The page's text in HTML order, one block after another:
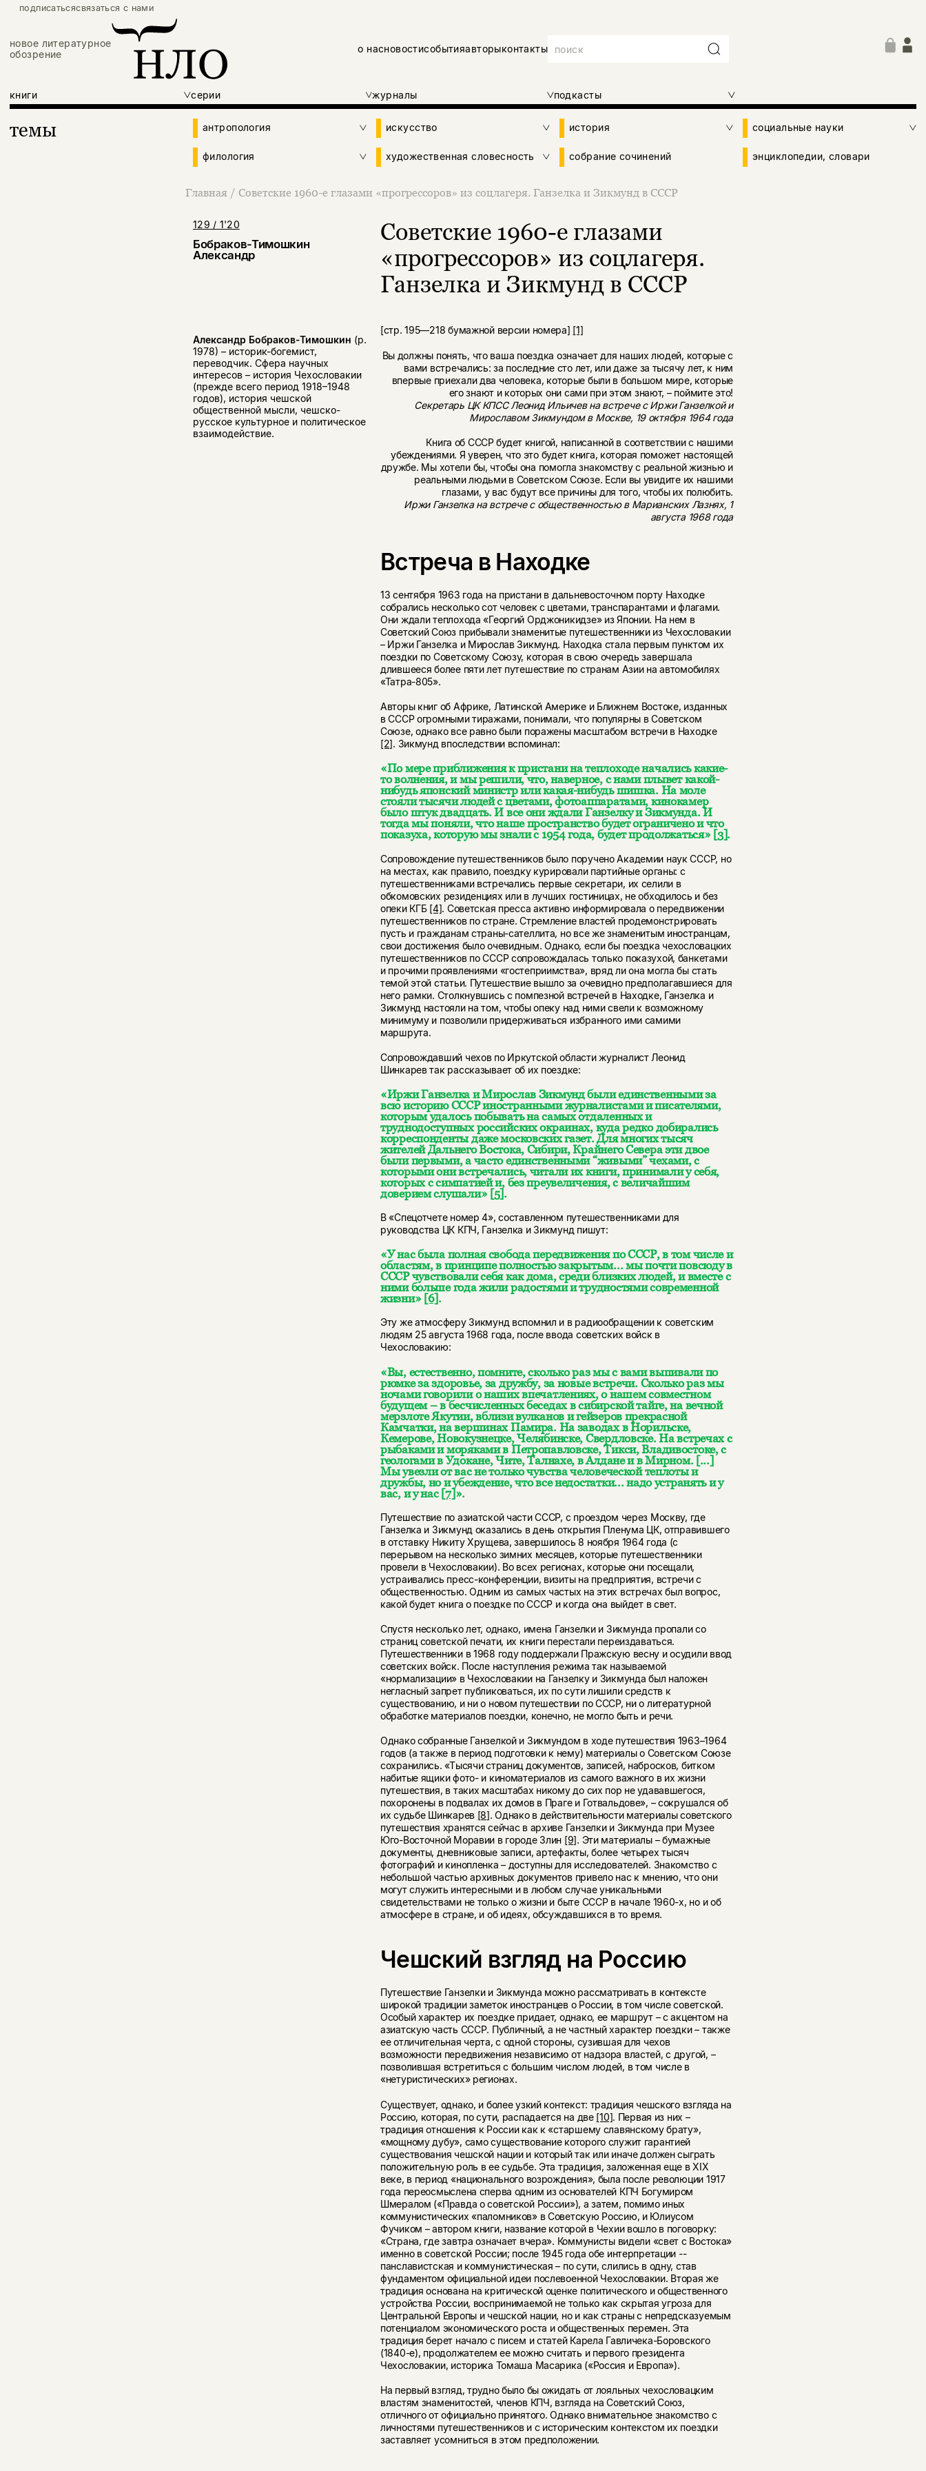
подписатьсясвязаться с нами
новое литературное
обозрение
о насновостисобытияавторыконтакты
книги серии журналы подкасты
темы антропология искусство история социальные науки
филология художественная словесность собрание сочинений энциклопедии, словари
Главная / Советские 1960-е глазами «прогрессоров» из соцлагеря. Ганзелка и Зикмунд в СССР
129 / 1'20
Бобраков-Тимошкин
Александр
Советские 1960-е глазами
«прогрессоров» из соцлагеря.
Ганзелка и Зикмунд в СССР
Александр Бобраков-Тимошкин (р.
1978) – историк-богемист,
переводчик. Сфера научных
интересов – история Чехословакии
(прежде всего период 1918–1948
годов), история чешской
общественной мысли, чешско-
русское культурное и политическое
взаимодействие.
[стр. 195—218 бумажной версии номера] [1]
Вы должны понять, что ваша поездка означает для наших людей, которые с
вами встречались: за последние сто лет, или даже за тысячу лет, к ним
впервые приехали два человека, которые были в большом мире, которые
его знают и которых они сами при этом знают, – поймите это!
Секретарь ЦК КПСС Леонид Ильичев на встрече с Иржи Ганзелкой и
Мирославом Зикмундом в Москве, 19 октября 1964 года
Книга об СССР будет книгой, написанной в соответствии с нашими
убеждениями. Я уверен, что это будет книга, которая поможет настоящей
дружбе. Мы хотели бы, чтобы она помогла знакомству с реальной жизнью и
реальными людьми в Советском Союзе. Если вы увидите их нашими
глазами, у вас будут все причины для того, чтобы их полюбить.
Иржи Ганзелка на встрече с общественностью в Марианских Лазнях, 1
августа 1968 года
Встреча в Находке
13 сентября 1963 года на пристани в дальневосточном порту Находке
собрались несколько сот человек с цветами, транспарантами и флагами.
Они ждали теплохода «Георгий Орджоникидзе» из Японии. На нем в
Советский Союз прибывали знаменитые путешественники из Чехословакии
– Иржи Ганзелка и Мирослав Зикмунд. Находка стала первым пунктом их
поездки по Советскому Союзу, которая в свою очередь завершала
длившееся более пяти лет путешествие по странам Азии на автомобилях
«Татра-805».
Авторы книг об Африке, Латинской Америке и Ближнем Востоке, изданных
в СССР огромными тиражами, понимали, что популярны в Советском
Союзе, однако все равно были поражены масштабом встречи в Находке
[2]. Зикмунд впоследствии вспоминал:
«По мере приближения к пристани на теплоходе начались какие-
то волнения, и мы решили, что, наверное, с нами плывет какой-
нибудь японский министр или какая-нибудь шишка. На моле
стояли тысячи людей с цветами, фотоаппаратами, кинокамер
было штук двадцать. И все они ждали Ганзелку и Зикмунда. И
тогда мы поняли, что наше пространство будет ограничено и что
показуха, которую мы знали с 1954 года, будет продолжаться» [3].
Сопровождение путешественников было поручено Академии наук СССР, но
на местах, как правило, поездку курировали партийные органы: с
путешественниками встречались первые секретари, их селили в
обкомовских резиденциях или в лучших гостиницах, не обходилось и без
опеки КГБ [4]. Советская пресса активно информировала о передвижении
путешественников по стране. Стремление властей продемонстрировать
пусть и гражданам страны-сателлита, но все же знаменитым иностранцам,
свои достижения было очевидным. Однако, если бы поездка чехословацких
путешественников по СССР сопровождалась только показухой, банкетами
и прочими проявлениями «гостеприимства», вряд ли она могла бы стать
темой этой статьи. Путешествие вышло за очевидно предполагавшиеся для
него рамки. Столкнувшись с помпезной встречей в Находке, Ганзелка и
Зикмунд настояли на том, чтобы опеку над ними свели к возможному
минимуму и позволили придерживаться избранного ими самими
маршрута.
Сопровождавший чехов по Иркутской области журналист Леонид
Шинкарев так рассказывает об их поездке:
«Иржи Ганзелка и Мирослав Зикмунд были единственными за
всю историю СССР иностранными журналистами и писателями,
которым удалось побывать на самых отдаленных и
труднодоступных российских окраинах, куда редко добирались
корреспонденты даже московских газет. Для многих тысяч
жителей Дальнего Востока, Сибири, Крайнего Севера эти двое
были первыми, а часто единственными “живыми” чехами, с
которыми они встречались, читали их книги, принимали у себя,
которых с симпатией и, без преувеличения, с величайшим
доверием слушали» [5].
В «Спецотчете номер 4», составленном путешественниками для
руководства ЦК КПЧ, Ганзелка и Зикмунд пишут:
«У нас была полная свобода передвижения по СССР, в том числе и
областям, в принципе полностью закрытым... мы почти повсюду в
СССР чувствовали себя как дома, среди близких людей, и вместе с
ними больше года жили радостями и трудностями современной
жизни» [6].
Эту же атмосферу Зикмунд вспомнил и в радиообращении к советским
людям 25 августа 1968 года, после ввода советских войск в
Чехословакию:
«Вы, естественно, помните, сколько раз мы с вами выпивали по
рюмке за здоровье, за дружбу, за новые встречи. Сколько раз мы
ночами говорили о наших впечатлениях, о нашем совместном
будущем – в бесчисленных беседах в сибирской тайге, на вечной
мерзлоте Якутии, вблизи вулканов и гейзеров прекрасной
Камчатки, на вершинах Памира. На заводах в Норильске,
Кемерове, Новокузнецке, Челябинске, Свердловске. На встречах с
рыбаками и моряками в Петропавловске, Тикси, Владивостоке, с
геологами в Удокане, Чите, Талнахе, в Алдане и в Мирном. [...]
Мы увезли от вас не только чувства человеческой теплоты и
дружбы, но и убеждение, что все недостатки... надо устранять и у
вас, и у нас[7]».
Путешествие по азиатской части СССР, с проездом через Москву, где
Ганзелка и Зикмунд оказались в день открытия Пленума ЦК, отправившего
в отставку Никиту Хрущева, завершилось 8 ноября 1964 года (с
перерывом на несколько зимних месяцев, которые путешественники
провели в Чехословакии). Во всех регионах, которые они посещали,
устраивались пресс-конференции, визиты на предприятия, встречи с
общественностью. Одним из самых частых на этих встречах был вопрос,
какой будет книга о поездке по СССР и когда она выйдет в свет.
Спустя несколько лет, однако, имена Ганзелки и Зикмунда пропали со
страниц советской печати, их книги перестали переиздаваться.
Путешественники в 1968 году поддержали Пражскую весну и осудили ввод
советских войск. После наступления режима так называемой
«нормализации» в Чехословакии на Ганзелку и Зикмунда был наложен
негласный запрет публиковаться, их по сути лишили средств к
существованию, и ни о новом путешествии по СССР, ни о литературной
обработке материалов поездки, конечно, не могло быть и речи.
Однако собранные Ганзелкой и Зикмундом в ходе путешествия 1963–1964
годов (а также в период подготовки к нему) материалы о Советском Союзе
сохранились. «Тысячи страниц документов, записей, набросков, битком
набитые ящики фото- и киноматериалов из самого важного в их жизни
путешествия, в таких масштабах никому до сих пор не удававшегося,
похоронены в подвалах их домов в Праге и Готвальдове», – сокрушался об
их судьбе Шинкарев [8]. Однако в действительности материалы советского
путешествия хранятся сейчас в архиве Ганзелки и Зикмунда при Музее
Юго-Восточной Моравии в городе Злин [9]. Эти материалы – бумажные
документы, дневниковые записи, артефакты, более четырех тысяч
фотографий и кинопленка – доступны для исследователей. Знакомство с
небольшой частью архивных документов привело нас к мнению, что они
могут служить интересными и в любом случае уникальными
свидетельствами не только о жизни и быте СССР в начале 1960-х, но и об
атмосфере в стране, и об идеях, обсуждавшихся в то время.
Чешский взгляд на Россию
Путешествие Ганзелки и Зикмунда можно рассматривать в контексте
широкой традиции заметок иностранцев о России, в том числе советской.
Особый характер их поездке придает, однако, ее маршрут – с акцентом на
азиатскую часть СССР. Публичный, а не частный характер поездки – также
ее отличительная черта, с одной стороны, сузившая для чехов
возможности передвижения независимо от надзора властей, с другой, –
позволившая встретиться с большим числом людей, в том числе в
«нетуристических» регионах.
Существует, однако, и более узкий контекст: традиция чешского взгляда на
Россию, которая, по сути, распадается на две [10]. Первая из них –
традиция отношения к России как к «старшему славянскому брату»,
«мощному дубу», само существование которого служит гарантией
существования чешской нации и который так или иначе должен сыграть
положительную роль в ее судьбе. Эта традиция, заложенная еще в XIX
веке, в период «национального возрождения», была после революции 1917
года переосмыслена сперва одним из основателей КПЧ Богумиром
Шмералом («Правда о советской России»), а затем, помимо иных
коммунистических «паломников» в Советскую Россию, и Юлиусом
Фучиком – автором книги, название которой в Чехии вошло в поговорку:
«Страна, где завтра означает вчера». Коммунисты видели «свет с Востока»
именно в советской России; после 1945 года обе интерпретации --
панславистская и коммунистическая – по сути, слились в одну, став
фундаментом официальной идеи послевоенной Чехословакии. Вторая же
традиция основана на критической оценке политического и общественного
устройства России, воспринимаемой не только как скрытая угроза для
Центральной Европы и чешской нации, но и как страны с непредсказуемым
потенциалом экономического роста и общественных перемен. Эта
традиция берет начало с писем и статей Карела Гавличека-Боровского
(1840-е), продолжателем ее можно считать и первого президента
Чехословакии, историка Томаша Масарика («Россия и Европа»).
На первый взгляд, трудно было бы ожидать от лояльных чехословацким
властям знаменитостей, членов КПЧ, взгляда на Советский Союз,
отличного от официально принятого. Однако внимательное знакомство с
личностями путешественников и с историческим контекстом их поездки
заставляет усомниться в этом предположении.